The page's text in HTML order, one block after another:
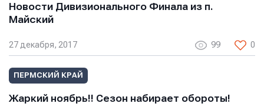
Новости Дивизионального Финала из п.
Майский
27 декабря, 2017 99 0
ПЕРМСКИЙ КРАЙ
Жаркий ноябрь!! Сезон набирает обороты!
Нажимая кнопку “Отправить”, вы соглашаетесь с
условиями обработки персональных данных
Нажимая кнопку “Отправить”, вы соглашаетесь с
условиями обработки персональных данных
Нажимая кнопку “Отправить”, вы соглашаетесь с